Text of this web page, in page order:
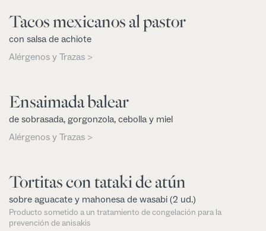
Tacos mexicanos al pastor
con salsa de achiote
Alérgenos y Trazas >
Ensaimada balear
de sobrasada, gorgonzola, cebolla y miel
Alérgenos y Trazas >
Tortitas con tataki de atún
sobre aguacate y mahonesa de wasabi (2 ud.)
Producto sometido a un tratamiento de congelación para la
prevención de anisakis